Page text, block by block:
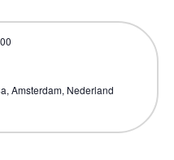
Amsterdam, Nederland